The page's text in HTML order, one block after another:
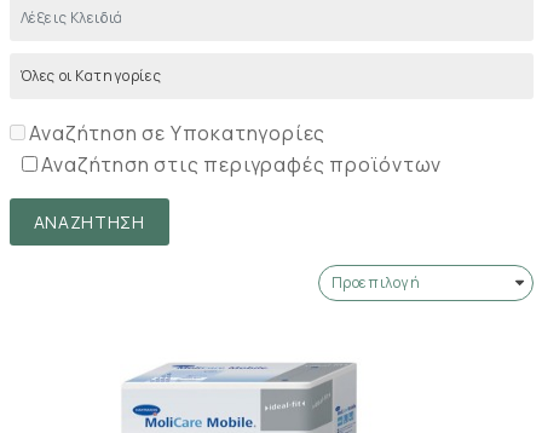
Αναζήτηση σε Υποκατηγορίες
Αναζήτηση στις περιγραφές προϊόντων